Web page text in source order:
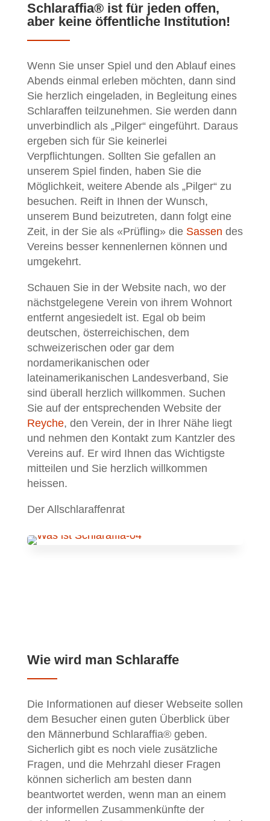
Schlaraffia® ist für jeden offen,
aber keine öffentliche Institution!
Wenn Sie unser Spiel und den Ablauf eines
Abends einmal erleben möchten, dann sind
Sie herzlich eingeladen, in Begleitung eines
Schlaraffen teilzunehmen. Sie werden dann
unverbindlich als „Pilger“ eingeführt. Daraus
ergeben sich für Sie keinerlei
Verpflichtungen. Sollten Sie gefallen an
unserem Spiel finden, haben Sie die
Möglichkeit, weitere Abende als „Pilger“ zu
besuchen. Reift in Ihnen der Wunsch,
unserem Bund beizutreten, dann folgt eine
Zeit, in der Sie als «Prüfling» die Sassen des
Vereins besser kennenlernen können und
umgekehrt.
Schauen Sie in der Website nach, wo der
nächstgelegene Verein von ihrem Wohnort
entfernt angesiedelt ist. Egal ob beim
deutschen, österreichischen, dem
schweizerischen oder gar dem
nordamerikanischen oder
lateinamerikanischen Landesverband, Sie
sind überall herzlich willkommen. Suchen
Sie auf der entsprechenden Website der
Reyche, den Verein, der in Ihrer Nähe liegt
und nehmen den Kontakt zum Kantzler des
Vereins auf. Er wird Ihnen das Wichtigste
mitteilen und Sie herzlich willkommen
heissen.
Der Allschlaraffenrat
Wie wird man Schlaraffe
Die Informationen auf dieser Webseite sollen
dem Besucher einen guten Überblick über
den Männerbund Schlaraffia® geben.
Sicherlich gibt es noch viele zusätzliche
Fragen, und die Mehrzahl dieser Fragen
können sicherlich am besten dann
beantwortet werden, wenn man an einem
der informellen Zusammenkünfte der